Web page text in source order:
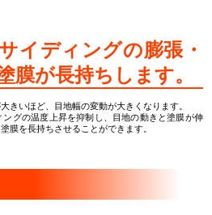
イディングの膨張・
膜が長持ちします。
きいほど、目地幅の変動が大きくなります。
グの温度上昇を抑制し、目地の動きと塗膜が伸
膜を長持ちさせることができます。